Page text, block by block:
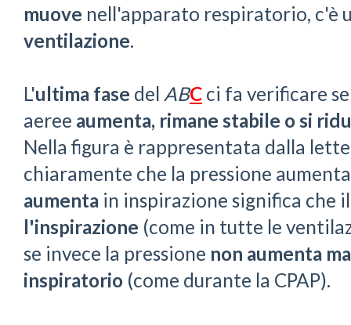
muove nell'apparato respiratorio, c'è
ventilazione.
L'ultima fase del ABC ci fa verificare
aeree aumenta, rimane stabile o si
Nella figura è rappresentata dalla
chiaramente che la pressione
aumenta in inspirazione significa che
l'inspirazione (come in tutte le
se invece la pressione non aumenta
inspiratorio (come durante la CPAP).